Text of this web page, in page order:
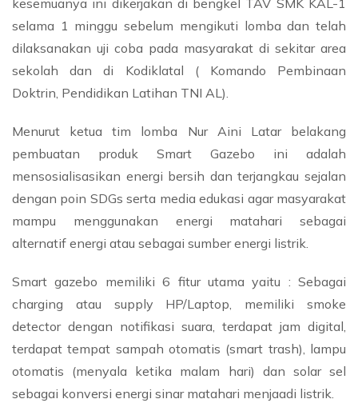
kesemuanya ini dikerjakan di bengkel TAV SMK KAL-1
selama 1 minggu sebelum mengikuti lomba dan telah
dilaksanakan uji coba pada masyarakat di sekitar area
sekolah dan di Kodiklatal ( Komando Pembinaan
Doktrin, Pendidikan Latihan TNI AL).
Menurut ketua tim lomba Nur Aini Latar belakang
pembuatan produk Smart Gazebo ini adalah
mensosialisasikan energi bersih dan terjangkau sejalan
dengan poin SDGs serta media edukasi agar masyarakat
mampu menggunakan energi matahari sebagai
alternatif energi atau sebagai sumber energi listrik.
Smart gazebo memiliki 6 fitur utama yaitu : Sebagai
charging atau supply HP/Laptop, memiliki smoke
detector dengan notifikasi suara, terdapat jam digital,
terdapat tempat sampah otomatis (smart trash), lampu
otomatis (menyala ketika malam hari) dan solar sel
sebagai konversi energi sinar matahari menjaadi listrik.